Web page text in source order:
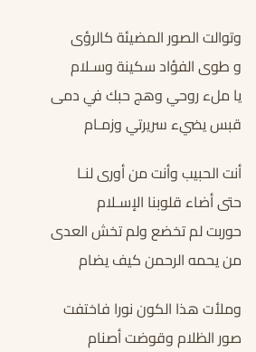
وتوالت الصور المضيئة كالرؤى
و طوى الفؤاد سكينة وسـلام
يا ملء روحي وهج حبك في دمى
قبس يضيء سريرتي وزمـام
أنت الحبيب وأنت من أورى لنـا
حتى أضاء قلوبنا الإسـلام
حوربت لم تخضع ولم تخش العدى
من يحمه الرحمن كيف يضام
وملأت هذا الكون نورا فاختفت
صور الظلام وقوضت أصنام